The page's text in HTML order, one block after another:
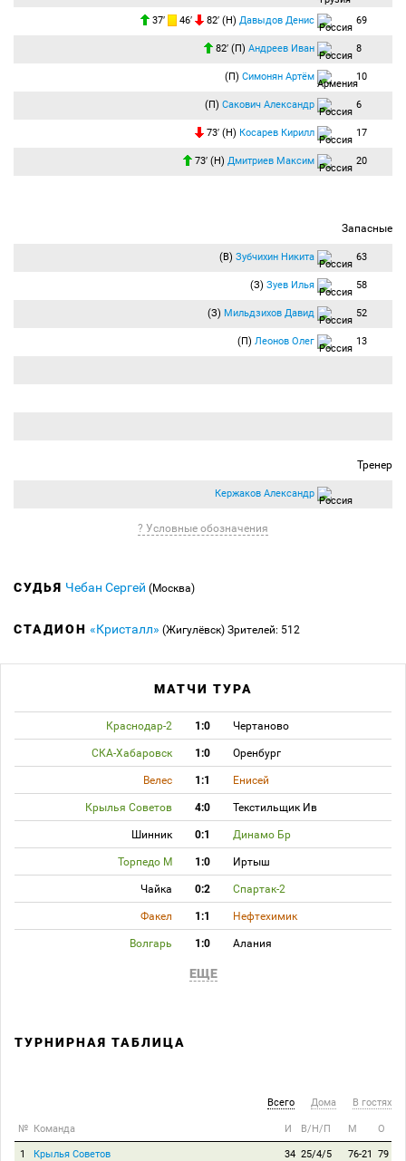
37′ 46′ 82′ (Н) Давыдов Денис 69
82′ (П) Андреев Иван 8
(П) Симонян Артём 10
(П) Сакович Александр 6
73′ (Н) Косарев Кирилл 17
73′ (Н) Дмитриев Максим 20
Запасные
(В) Зубчихин Никита 63
(З) Зуев Илья 58
(З) Мильдзихов Давид 52
(П) Леонов Олег 13
Тренер
Кержаков Александр
? Условные обозначения
СУДЬЯ Чебан Сергей (Москва)
СТАДИОН «Кристалл» (Жигулёвск) Зрителей: 512
МАТЧИ ТУРА
Краснодар-2 1:0 Чертаново
СКА-Хабаровск 1:0 Оренбург
Велес 1:1 Енисей
Крылья Советов 4:0 Текстильщик Ив
Шинник 0:1 Динамо Бр
Торпедо М 1:0 Иртыш
Чайка 0:2 Спартак-2
Факел 1:1 Нефтехимик
Волгарь 1:0 Алания
ЕЩЕ
ТУРНИРНАЯ ТАБЛИЦА
Всего Дома В гостях
№ Команда И В/Н/П М О
1 Крылья Советов 34 25/4/5 76-21 79